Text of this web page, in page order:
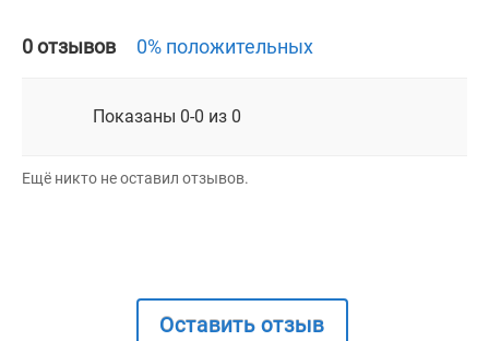
0 отзывов 0% положительных
Показаны 0-0 из 0
Ещё никто не оставил отзывов.
Оставить отзыв